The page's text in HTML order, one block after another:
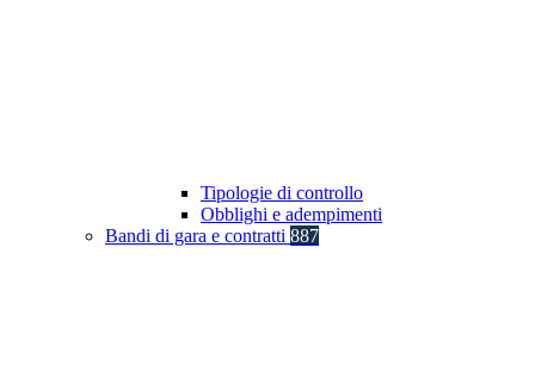
Tipologie di controllo
Obblighi e adempimenti
Bandi di gara e contratti 887